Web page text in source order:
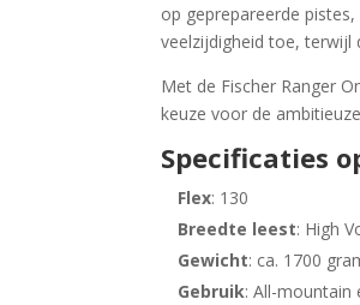
op geprepareerde
veelzijdigheid toe, terwijl
Met de Fischer Ranger
keuze voor de
Specificaties
Flex: 130
Breedte leest: High
Gewicht: ca. 1700
Gebruik: All-mountain